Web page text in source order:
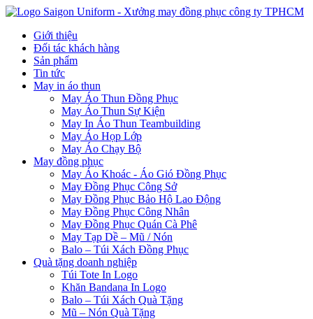
Giới thiệu
Đối tác khách hàng
Sản phẩm
Tin tức
May in áo thun
May Áo Thun Đồng Phục
May Áo Thun Sự Kiện
May In Áo Thun Teambuilding
May Áo Họp Lớp
May Áo Chạy Bộ
May đồng phục
May Áo Khoác - Áo Gió Đồng Phục
May Đồng Phục Công Sở
May Đồng Phục Bảo Hộ Lao Động
May Đồng Phục Công Nhân
May Đồng Phục Quán Cà Phê
May Tạp Dề – Mũ / Nón
Balo – Túi Xách Đồng Phục
Quà tặng doanh nghiệp
Túi Tote In Logo
Khăn Bandana In Logo
Balo – Túi Xách Quà Tặng
Mũ – Nón Quà Tặng